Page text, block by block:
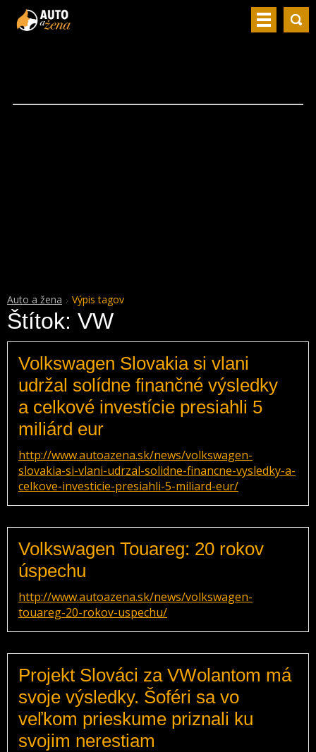
Auto a žena Výpis tagov
Štítok: VW
Volkswagen Slovakia si vlani
udržal solídne finančné výsledky
a celkové investície presiahli 5
miliárd eur
http://www.autoazena.sk/news/volkswagen-
slovakia-si-vlani-udrzal-solidne-financne-vysledky-a-
celkove-investicie-presiahli-5-miliard-eur/
Volkswagen Touareg: 20 rokov
úspechu
http://www.autoazena.sk/news/volkswagen-
touareg-20-rokov-uspechu/
Projekt Slováci za VWolantom má
svoje výsledky. Šoféri sa vo
veľkom prieskume priznali ku
svojim nerestiam